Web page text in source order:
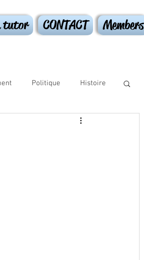
tutor CONTACT Members
Politique Histoire